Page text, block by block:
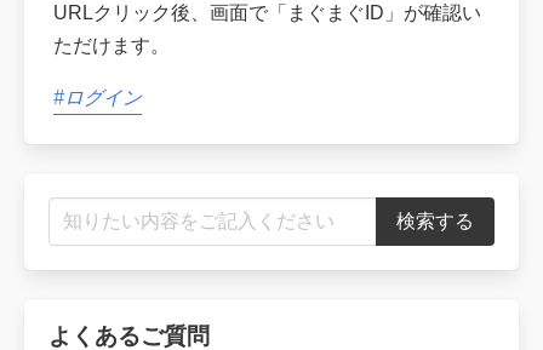
URLクリック後、画面で「まぐまぐID」が確認い
ただけます。
#ログイン
よくあるご質問